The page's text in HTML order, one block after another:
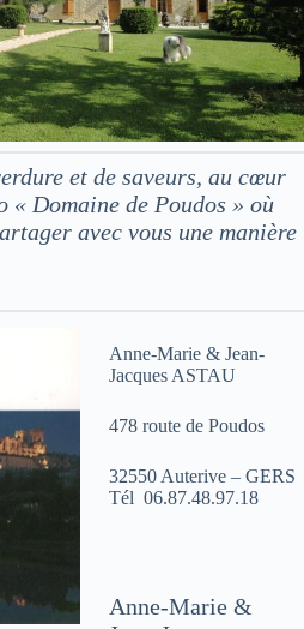
et de saveurs, au cœur
« Domaine de Poudos » où
avec vous une manière
Anne-Marie & Jean-
Jacques ASTAU
478 route de Poudos
32550 Auterive – GERS
Tél 06.87.48.97.18
Anne-Marie &